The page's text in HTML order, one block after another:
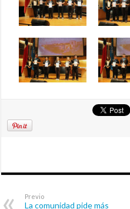
Previo
La comunidad pide más